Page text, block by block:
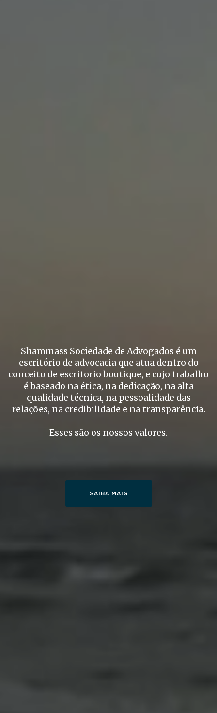
Shammass Sociedade de Advogados é um
escritório de advocacia que atua dentro do
conceito de escritorio boutique, e cujo trabalho
é baseado na ética, na dedicação, na alta
qualidade técnica, na pessoalidade das
relações, na credibilidade e na transparência.
Esses são os nossos valores.
SAIBA MAIS